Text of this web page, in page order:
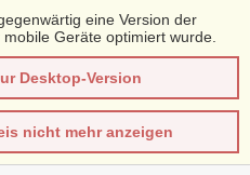
eine Version der
Geräte optimiert wurde.
Desktop-Version
nicht mehr anzeigen